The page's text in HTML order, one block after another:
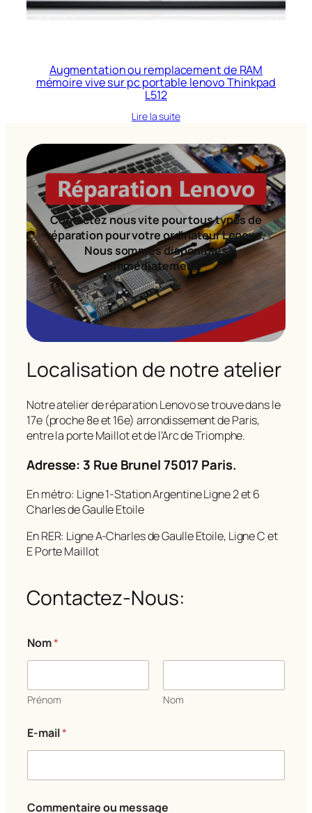
Augmentation ou remplacement de RAM
mémoire vive sur pc portable lenovo Thinkpad
L512
Lire la suite
Contactez nous vite pour tous types de
réparation pour votre ordinateur Lenovo.
Nous sommes disponibles
immédiatement!
Localisation de notre atelier
Notre atelier de réparation Lenovo se trouve dans le
17e (proche 8e et 16e) arrondissement de Paris,
entre la porte Maillot et de l’Arc de Triomphe.
Adresse: 3 Rue Brunel 75017 Paris.
En métro: Ligne 1-Station Argentine Ligne 2 et 6
Charles de Gaulle Etoile
En RER: Ligne A-Charles de Gaulle Etoile, Ligne C et
E Porte Maillot
Contactez-Nous:
o
m
e
n
a
i
r
m
s
Nom*
Prénom Nom
E-mail*
Commentaire ou message